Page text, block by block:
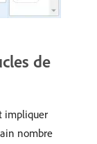
de
impliquer
nombre